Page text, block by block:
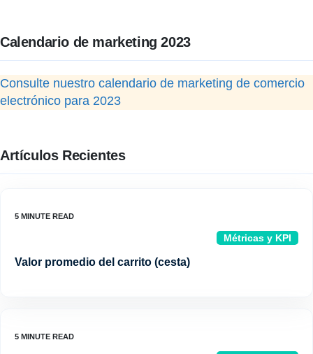
Calendario de marketing 2023
Consulte nuestro calendario de marketing de comercio
electrónico para 2023
Artículos Recientes
Métricas y KPI
Valor promedio del carrito (cesta)